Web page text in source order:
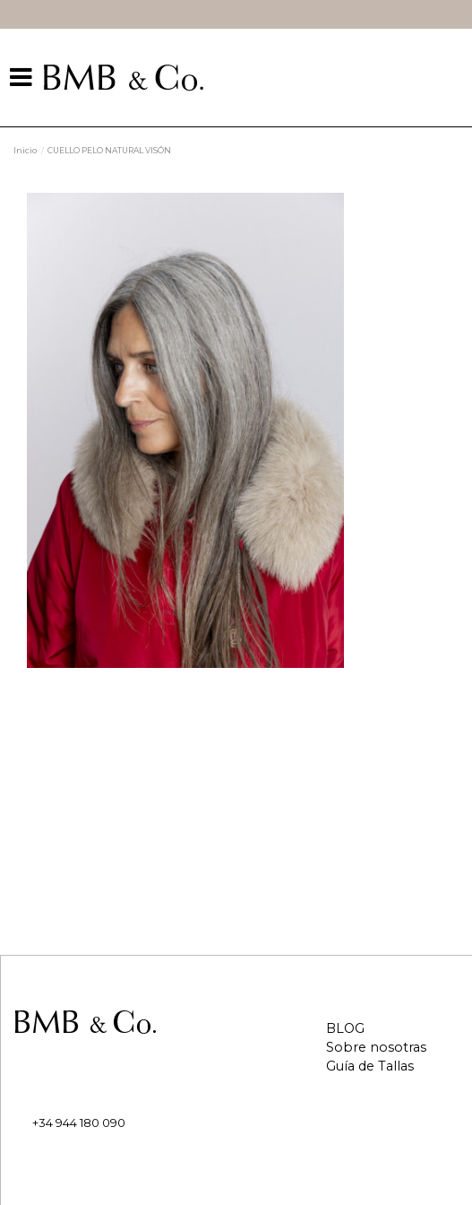
Inicio CUELLO PELO NATURAL VISÓN
+34 944 180 090
BLOG
Sobre nosotras
Guía de Tallas